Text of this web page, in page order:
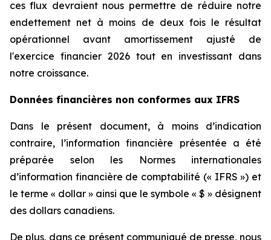
ces flux devraient nous permettre de réduire notre
endettement net à moins de deux fois le résultat
opérationnel avant amortissement ajusté de
l'exercice financier 2026 tout en investissant dans
notre croissance.
Données financières non conformes aux IFRS
Dans le présent document, à moins d’indication
contraire, l’information financière présentée a été
préparée selon les Normes internationales
d’information financière de comptabilité (« IFRS ») et
le terme « dollar » ainsi que le symbole « $ » désignent
des dollars canadiens.
De plus, dans ce présent communiqué de presse, nous